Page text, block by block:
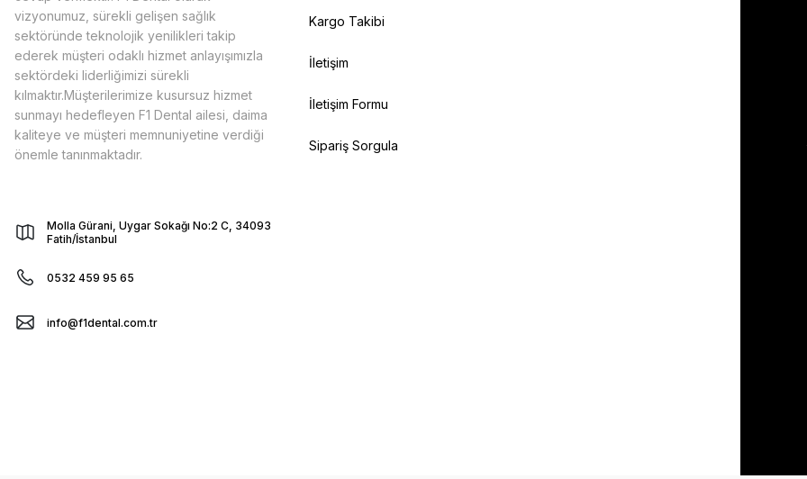
vizyonumuz, sürekli gelişen sağlık
sektöründe teknolojik yenilikleri takip
ederek müşteri odaklı hizmet anlayışımızla
sektördeki liderliğimizi sürekli
kılmaktır.Müşterilerimize kusursuz hizmet
sunmayı hedefleyen F1 Dental ailesi, daima
kaliteye ve müşteri memnuniyetine verdiği
önemle tanınmaktadır.
Molla Gürani, Uygar Sokağı No:2 C, 34093
Fatih/İstanbul
0532 459 95 65
info@f1dental.com.tr
Kargo Takibi
İletişim
İletişim Formu
Sipariş Sorgula